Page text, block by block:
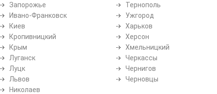
Запорожье
Ивано-Франковск
Киев
Кропивницкий
Крым
Луганск
Луцк
Львов
Николаев
Тернополь
Ужгород
Харьков
Херсон
Хмельницкий
Черкассы
Чернигов
Черновцы